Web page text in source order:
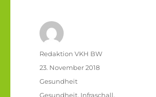
Autor
Redaktion VKH BW
Veröffentlicht
23. November 2018
Kategorien
Gesundheit
Schlagwörter
Gesundheit, Infraschall,